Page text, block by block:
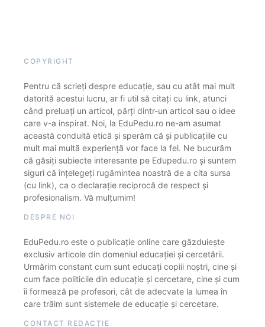
COPYRIGHT
Pentru că scrieți despre educație, sau cu atât mai mult
datorită acestui lucru, ar fi util să citați cu link, atunci
când preluați un articol, părți dintr-un articol sau o idee
care v-a inspirat. Noi, la EduPedu.ro ne-am asumat
această conduită etică și sperăm că și publicațiile cu
mult mai multă experiență vor face la fel. Ne bucurăm
că găsiți subiecte interesante pe Edupedu.ro și suntem
siguri că înțelegeți rugămintea noastră de a cita sursa
(cu link), ca o declarație reciprocă de respect și
profesionalism. Vă mulțumim!
DESPRE NOI
EduPedu.ro este o publicație online care găzduiește
exclusiv articole din domeniul educației și cercetării.
Urmărim constant cum sunt educați copiii noștri, cine și
cum face politicile din educație și cercetare, cine și cum
îi formează pe profesori, cât de adecvate la lumea în
care trăim sunt sistemele de educație și cercetare.
CONTACT REDACȚIE